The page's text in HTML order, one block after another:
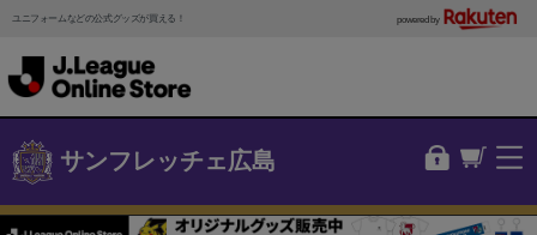
ユニフォームなどの公式グッズが買える！ powered by
サンフレッチェ広島